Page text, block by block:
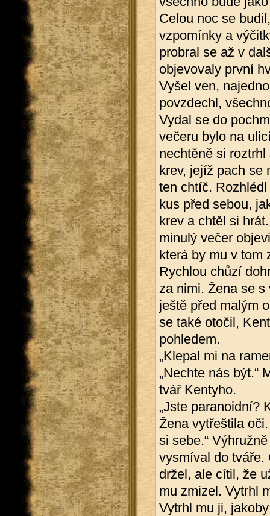
Celou noc se
vzpomínky a
probral se až v
objevovaly první
Vyšel ven,
povzdechl,
Vydal se do
večeru bylo na
nechtěně si
krev, jejíž pach se
ten chtíč.
kus před sebou,
krev a chtěl si
minulý večer
která by mu v tom
Rychlou chůzí
za nimi. Žena se
ještě před malým
se také otočil,
pohledem.
„Klepal mi na
„Nechte nás být.“
tvář Kentyho.
„Jste paranoidní?
Žena vytřeštila
si sebe.“
vysmíval do tváře.
držel, ale cítil, že
mu zmizel. Vytrhl
Vytrhl mu ji,